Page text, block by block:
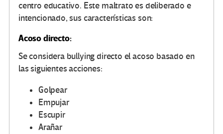
centro educativo. Este maltrato es deliberado e
intencionado, sus características son:
Acoso directo:
Se considera bullying directo el acoso basado en
las siguientes acciones:
Golpear
Empujar
Escupir
Arañar